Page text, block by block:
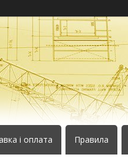
і оплата Правила